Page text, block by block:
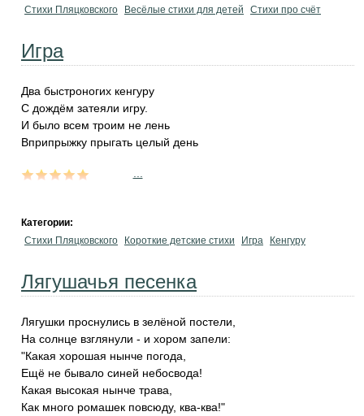
Стихи Пляцковского
Весёлые стихи для детей Стихи про счёт
Игра
Два быстроногих кенгуру
С дождём затеяли игру.
И было всем троим не лень
Вприпрыжку прыгать целый день
Категории:
Стихи Пляцковского
Короткие детские стихи Игра Кенгуру
Лягушачья песенка
Лягушки проснулись в зелёной постели,
На солнце взглянули - и хором запели:
"Какая хорошая нынче погода,
Ещё не бывало синей небосвода!
Какая высокая нынче трава,
Как много ромашек повсюду, ква-ква!"